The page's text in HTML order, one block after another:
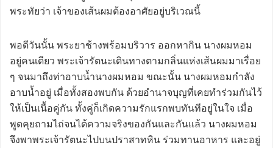
พระทัยว่า เจ้าของเส้นผมต้องอาศัยอยู่บริเวณนี้
พอดีวันนั้น พระยาช้างพร้อมบริวาร ออกหากิน นางผมหอม
อยู่คนเดียว พระเจ้ารัตนะเดินทางตามกลิ่นแห่งเส้นผมมาเรื่อย
ๆ จนมาถึงท่าอาบน้ำนางผมหอม ขณะนั้น นางผมหอมกำลัง
อาบน้ำอยู่ เมื่อทั้งสองพบกัน ด้วยอำนาจบุญที่เคยทำร่วมกันไว้
ให้เป็นเนื้อคู่กัน ทั้งคู่ก็เกิดความรักแรกพบทันทีอยู่ในใจ เมื่อ
พูดคุยถามไถ่จนได้ความจริงของกันและกันแล้ว นางผมหอม
จึงพาพระเจ้ารัตนะไปบนปราสาทหิน ร่วมทานอาหาร และอยู่